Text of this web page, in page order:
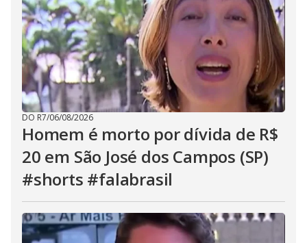
DO R7/06/08/2026
Homem é morto por dívida de R$
20 em São José dos Campos (SP)
#shorts #falabrasil